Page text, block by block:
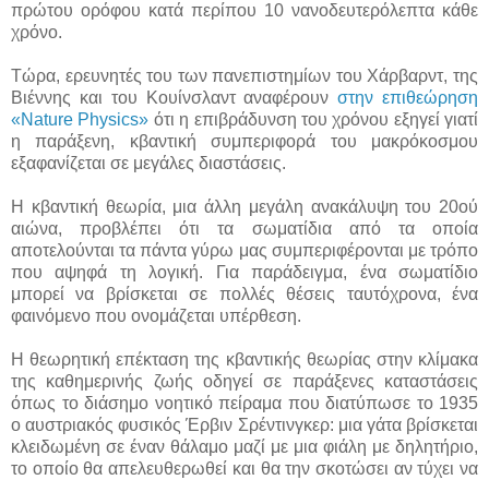
πρώτου ορόφου κατά περίπου 10 νανοδευτερόλεπτα κάθε
χρόνο.
Τώρα, ερευνητές του των πανεπιστημίων του Χάρβαρντ, της
Βιέννης και του Κουίνσλαντ αναφέρουνστην επιθεώρηση
«Nature Physics» ότι η επιβράδυνση του χρόνου εξηγεί γιατί
η παράξενη, κβαντική συμπεριφορά του μακρόκοσμου
εξαφανίζεται σε μεγάλες διαστάσεις.
Η κβαντική θεωρία, μια άλλη μεγάλη ανακάλυψη του 20ού
αιώνα, προβλέπει ότι τα σωματίδια από τα οποία
αποτελούνται τα πάντα γύρω μας συμπεριφέρονται με τρόπο
που αψηφά τη λογική. Για παράδειγμα, ένα σωματίδιο
μπορεί να βρίσκεται σε πολλές θέσεις ταυτόχρονα, ένα
φαινόμενο που ονομάζεται υπέρθεση.
Η θεωρητική επέκταση της κβαντικής θεωρίας στην κλίμακα
της καθημερινής ζωής οδηγεί σε παράξενες καταστάσεις
όπως το διάσημο νοητικό πείραμα που διατύπωσε το 1935
ο αυστριακός φυσικός Έρβιν Σρέντινγκερ: μια γάτα βρίσκεται
κλειδωμένη σε έναν θάλαμο μαζί με μια φιάλη με δηλητήριο,
το οποίο θα απελευθερωθεί και θα την σκοτώσει αν τύχει να